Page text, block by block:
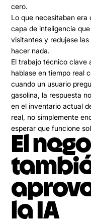
cero.
Lo que necesitaban
capa de inteligencia
visitantes y redujese
hacer nada.
El trabajo técnico clave
hablase en tiempo real
cuando un usuario
gasolina, la respuesta
en el inventario actual
real, no simplemente
esperar que funcione
El negocio local
la IA